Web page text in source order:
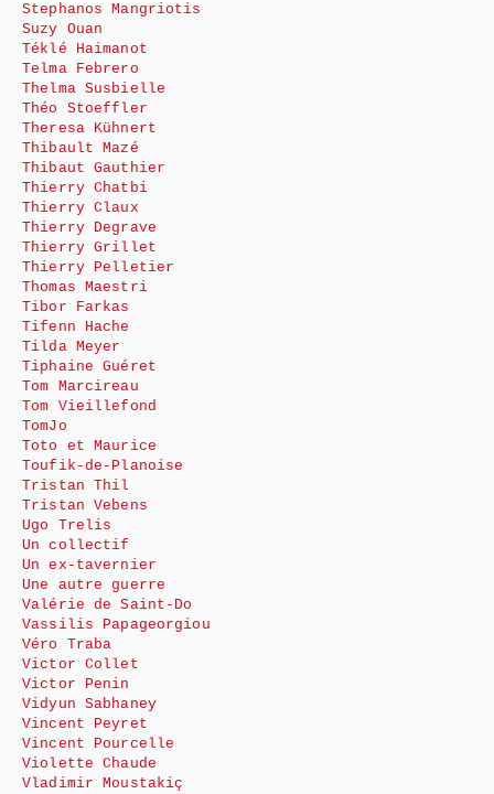
Stephanos Mangriotis
Suzy Ouan
Téklé Haimanot
Telma Febrero
Thelma Susbielle
Théo Stoeffler
Theresa Kühnert
Thibault Mazé
Thibaut Gauthier
Thierry Chatbi
Thierry Claux
Thierry Degrave
Thierry Grillet
Thierry Pelletier
Thomas Maestri
Tibor Farkas
Tifenn Hache
Tilda Meyer
Tiphaine Guéret
Tom Marcireau
Tom Vieillefond
TomJo
Toto et Maurice
Toufik-de-Planoise
Tristan Thil
Tristan Vebens
Ugo Trelis
Un collectif
Un ex-tavernier
Une autre guerre
Valérie de Saint-Do
Vassilis Papageorgiou
Véro Traba
Victor Collet
Victor Penin
Vidyun Sabhaney
Vincent Peyret
Vincent Pourcelle
Violette Chaude
Vladimir Moustakiç